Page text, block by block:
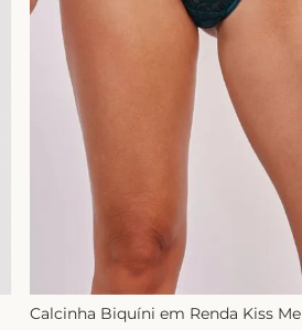
Calcinha Biquíni em Renda Kiss Me